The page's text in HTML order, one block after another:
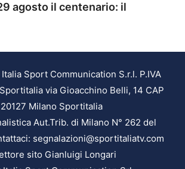
agosto il centenario: il
Italia Sport Communication S.r.l. P.IVA
via Gioacchino Belli, 14 CAP
20127 Milano Sportitalia
Aut.Trib. di Milano N° 262 del
segnalazioni@sportitaliatv.com
sito Gianluigi Longari